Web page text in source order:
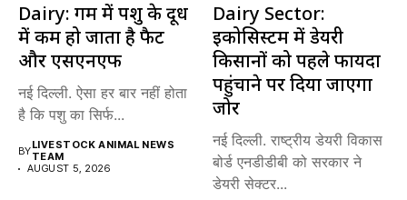
Dairy: गर्मी में पशु के दूध
में कम हो जाता है फैट
और एसएनएफ
नई दिल्ली. ऐसा हर बार नहीं होता
है कि पशु का सिर्फ...
BYLIVESTOCK ANIMAL NEWS
TEAM
AUGUST 5, 2026
Dairy Sector:
इकोसिस्टम में डेयरी
किसानों को पहले फायदा
पहुंचाने पर दिया जाएगा
जोर
नई दिल्ली. राष्ट्रीय डेयरी विकास
बोर्ड एनडीडीबी को सरकार ने
डेयरी सेक्टर...